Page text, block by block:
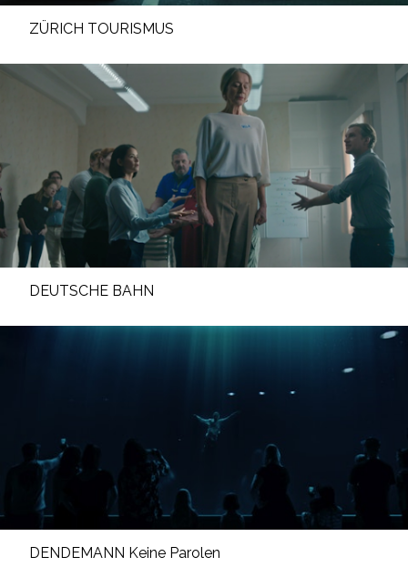
ZÜRICH TOURISMUS
DEUTSCHE BAHN
DENDEMANN Keine Parolen